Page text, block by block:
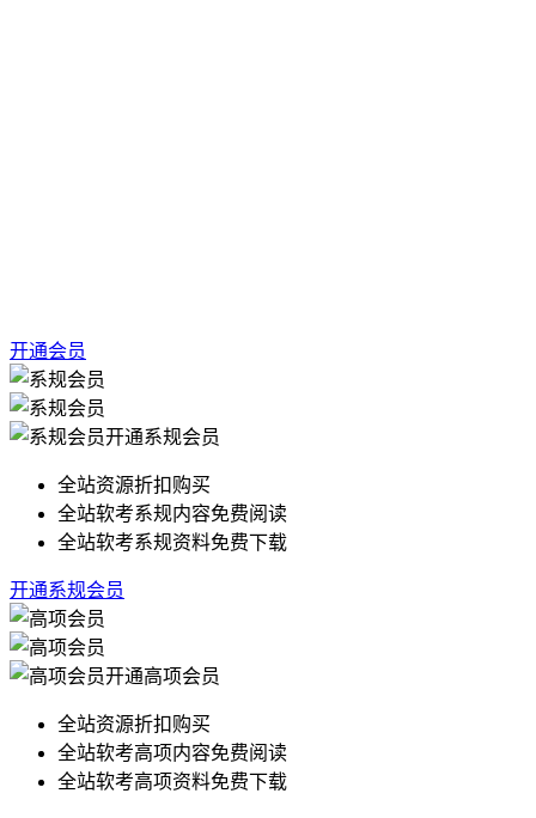
开通会员
开通系规会员
全站资源折扣购买
全站软考系规内容免费阅读
全站软考系规资料免费下载
开通系规会员
开通高项会员
全站资源折扣购买
全站软考高项内容免费阅读
全站软考高项资料免费下载